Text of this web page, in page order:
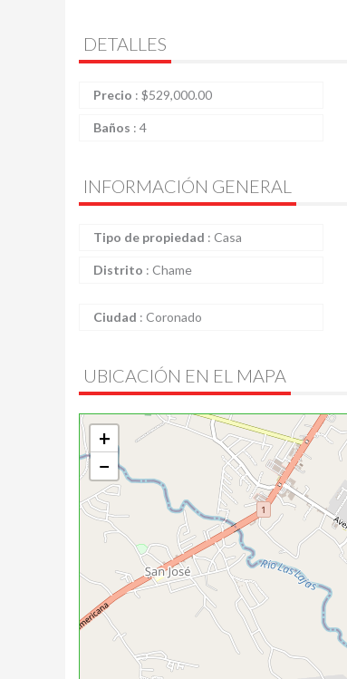
DETALLES
Precio : $529,000.00
Baños : 4
INFORMACIÓN GENERAL
Tipo de propiedad : Casa
Distrito : Chame
Ciudad : Coronado
UBICACIÓN EN EL MAPA
+
−